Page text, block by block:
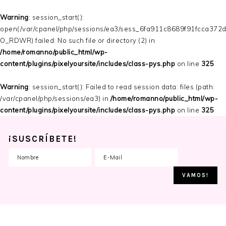
Warning: session_start():
open(/var/cpanel/php/sessions/ea3/
O_RDWR) failed: No such file or directory (2) in
/home/romanno/public_html/wp-
content/plugins/pixelyoursite/includes/class-pys.php on line 325
Warning: session_start(): Failed to read session data: files (path:
/var/cpanel/php/sessions/ea3) in /home/romanno/public_html/wp-
content/plugins/pixelyoursite/includes/class-pys.php on line 325
¡SUSCRÍBETE!